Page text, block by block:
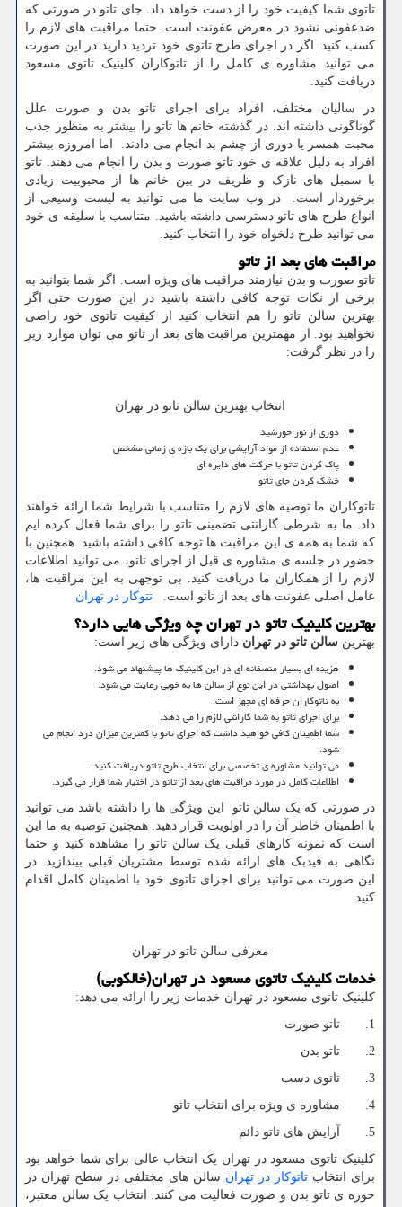
تاتوی شما کیفیت خود را از دست خواهد داد. جای تاتو در صورتی که
ضدعفونی نشود در معرض عفونت است. حتما مراقبت های لازم را
کسب کنید. اگر در اجرای طرح تاتوی خود تردید دارید در این صورت
می توانید مشاوره ی کامل را از تاتوکاران کلینیک تاتوی مسعود
دریافت کنید.
در سالیان مختلف، افراد برای اجرای تاتو بدن و صورت علل
گوناگونی داشته اند. در گذشته خانم ها تاتو را بیشتر به منظور جذب
محبت همسر یا دوری از چشم بد انجام می دادند. اما امروزه بیشتر
افراد به دلیل علاقه ی خود تاتو صورت و بدن را انجام می دهند. تاتو
با سمبل های نازک و ظریف در بین خانم ها از محبوبیت زیادی
برخوردار است. در وب سایت ما می توانید به لیست وسیعی از
انواع طرح های تاتو دسترسی داشته باشید. متناسب با سلیقه ی خود
می توانید طرح دلخواه خود را انتخاب کنید.
مراقبت های بعد از تاتو
تاتو صورت و بدن نیازمند مراقبت های ویژه است. اگر شما بتوانید به
برخی از نکات توجه کافی داشته باشید در این صورت حتی اگر
بهترین سالن تاتو را هم انتخاب کنید از کیفیت تاتوی خود راضی
نخواهید بود. از مهمترین مراقبت های بعد از تاتو می توان موارد زیر
را در نظر گرفت:
انتخاب بهترین سالن تاتو در تهران
دوری از نور خورشید
عدم استفاده از مواد آرایشی برای یک بازه ی زمانی مشخص
پاک کردن تاتو با حرکت های دایره ای
خشک کردن جای تاتو
تاتوکاران ما توصیه های لازم را متناسب با شرایط شما ارائه خواهند
داد. ما به شرطی گارانتی تضمینی تاتو را برای شما فعال کرده ایم
که شما به همه ی این مراقبت ها توجه کافی داشته باشید. همچنین با
حضور در جلسه ی مشاوره ی قبل از اجرای تاتو، می توانید اطلاعات
لازم را از همکاران ما دریافت کنید. بی توجهی به این مراقبت ها،
عامل اصلی عفونت های بعد از تاتو است. تتوکار در تهران
بهترین کلینیک تاتو در تهران چه ویژگی هایی دارد؟
بهترین سالن تاتو در تهران دارای ویژگی های زیر است:
هزینه ای بسیار منصفانه ای در این کلینیک ها پیشنهاد می شود.
اصول بهداشتی در این نوع از سالن ها به خوبی رعایت می شود.
به تاتوکاران حرفه ای مجهز است.
برای اجرای تاتو به شما گارانتی لازم را می دهد.
شما اطمینان کافی خواهید داشت که اجرای تاتو با کمترین میزان درد انجام می
شود.
می توانید مشاوره ی تخصصی برای انتخاب طرح تاتو دریافت کنید.
اطلاعات کامل در مورد مراقبت های بعد از تاتو در اختیار شما قرار می گیرد.
در صورتی که یک سالن تاتو این ویژگی ها را داشته باشد می توانید
با اطمینان خاطر آن را در اولویت قرار دهید. همچنین توصیه به ما این
است که نمونه کارهای قبلی یک سالن تاتو را مشاهده کنید و حتما
نگاهی به فیدبک های ارائه شده توسط مشتریان قبلی بیندازید. در
این صورت می توانید برای اجرای تاتوی خود با اطمینان کامل اقدام
کنید.
معرفی سالن تاتو در تهران
خدمات کلینیک تاتوی مسعود در تهران(خالکوبی)
کلینیک تاتوی مسعود در تهران خدمات زیر را ارائه می دهد:
1. تاتو صورت
2. تاتو بدن
3. تاتوی دست
4. مشاوره ی ویژه برای انتخاب تاتو
5. آرایش های تاتو دائم
کلینیک تاتوی مسعود در تهران یک انتخاب عالی برای شما خواهد بود
برای انتخاب تاتوکار در تهران سالن های مختلفی در سطح تهران در
حوزه ی تاتو بدن و صورت فعالیت می کنند. انتخاب یک سالن معتبر،